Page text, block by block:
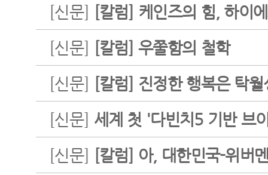
[신문] [칼럼] 케인즈의 힘, 하이
[신문] [칼럼] 우쭐함의 철학
[신문] [칼럼] 진정한 행복은 탁월
[신문] 세계 첫 '다빈치5 기반 브
[신문] [칼럼] 아, 대한민국-위버